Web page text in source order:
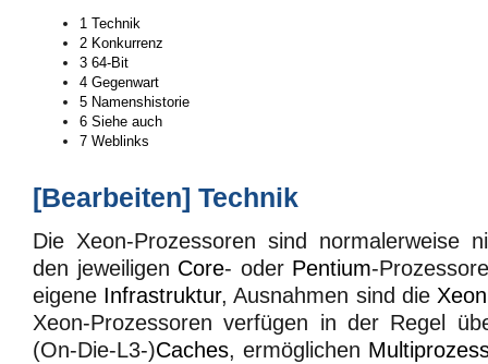
1 Technik
2 Konkurrenz
3 64-Bit
4 Gegenwart
5 Namenshistorie
6 Siehe auch
7 Weblinks
[Bearbeiten] Technik
Die Xeon-Prozessoren sind normalerweise
den jeweiligen Core- oder Pentium-
eigene Infrastruktur, Ausnahmen sind die
Xeon-Prozessoren verfügen in der Regel
(On-Die-L3-)Caches, ermöglichen